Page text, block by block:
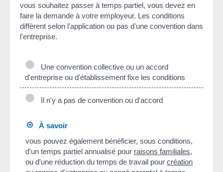
vous souhaitez passer à temps partiel, vous devez en
faire la demande à votre employeur. Les conditions
diffèrent selon l'application ou pas d'une convention dans
l'entreprise.
Une convention collective ou un accord
d'entreprise ou d'établissement fixe les conditions
Il n'y a pas de convention ou d'accord
À savoir
vous pouvez également bénéficier, sous conditions,
d'un temps partiel annualisé pour raisons familiales,
ou d'une réduction du temps de travail pourcréation